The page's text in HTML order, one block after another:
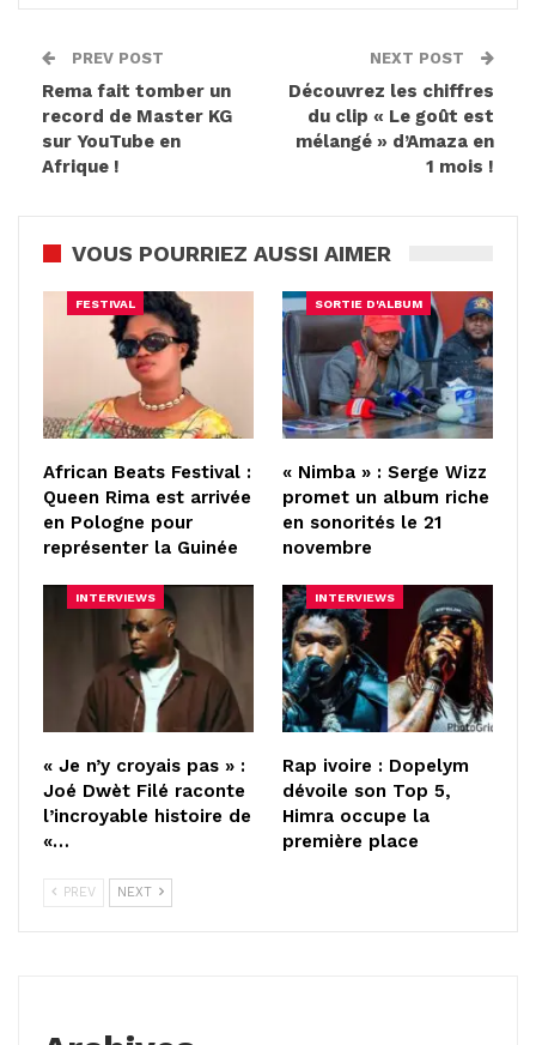
PREV POST
Rema fait tomber un
record de Master KG
sur YouTube en
Afrique !
NEXT POST
Découvrez les chiffres
du clip « Le goût est
mélangé » d’Amaza en
1 mois !
VOUS POURRIEZ AUSSI AIMER
FESTIVAL
African Beats Festival :
Queen Rima est arrivée
en Pologne pour
représenter la Guinée
SORTIE D'ALBUM
« Nimba » : Serge Wizz
promet un album riche
en sonorités le 21
novembre
INTERVIEWS
« Je n’y croyais pas » :
Joé Dwèt Filé raconte
l’incroyable histoire de
«…
INTERVIEWS
Rap ivoire : Dopelym
dévoile son Top 5,
Himra occupe la
première place
PREV NEXT